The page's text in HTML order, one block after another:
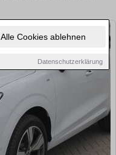
Alle Cookies ablehnen
Datenschutzerklärung